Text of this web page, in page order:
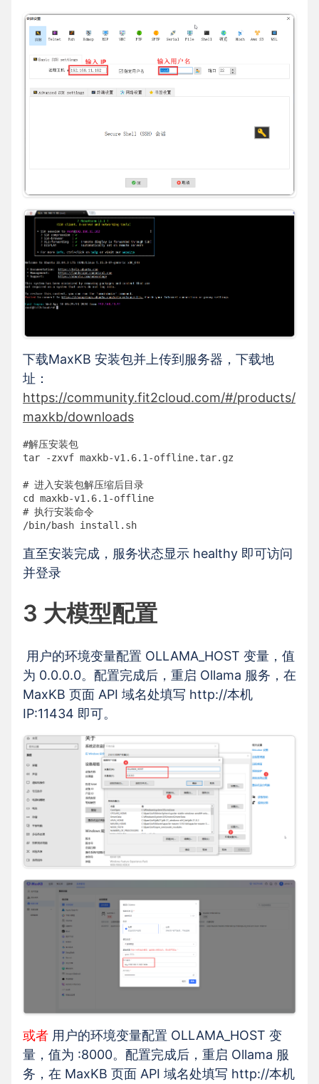
下载MaxKB 安装包并上传到服务器，下载地
址：
https://community.fit2cloud.com/#/products/
maxkb/downloads
#解压安装包
tar -zxvf maxkb-v1.6.1-offline.tar.gz
# 进入安装包解压缩后目录
cd maxkb-v1.6.1-offline
# 执行安装命令
/bin/bash install.sh
直至安装完成，服务状态显示 healthy 即可访问
并登录
3 大模型配置
用户的环境变量配置 OLLAMA_HOST 变量，值
为 0.0.0.0。配置完成后，重启 Ollama 服务，在
MaxKB 页面 API 域名处填写 http://本机
IP:11434 即可。
或者 用户的环境变量配置 OLLAMA_HOST 变
量，值为 :8000。配置完成后，重启 Ollama 服
务，在 MaxKB 页面 API 域名处填写 http://本机